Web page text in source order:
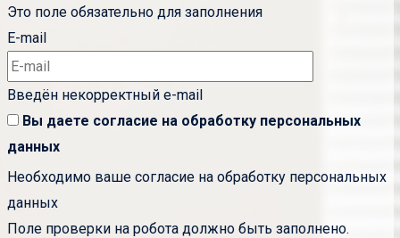
Это поле обязательно для заполнения
E-mail
Введён некорректный e-mail
Вы даете согласие на обработку персональных
данных
Необходимо ваше согласие на обработку персональных
данных
Поле проверки на робота должно быть заполнено.